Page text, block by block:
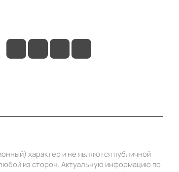
характер и не являются публичной
из сторон. Актуальную информацию по